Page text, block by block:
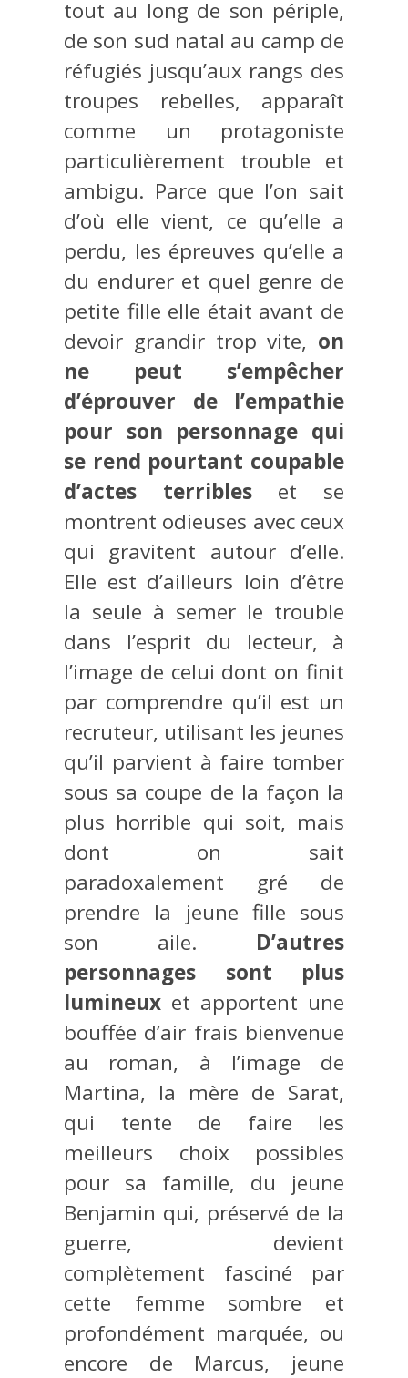
tout au long de son périple,
de son sud natal au camp de
réfugiés jusqu’aux rangs des
troupes rebelles, apparaît
comme un protagoniste
particulièrement trouble et
ambigu. Parce que l’on sait
d’où elle vient, ce qu’elle a
perdu, les épreuves qu’elle a
du endurer et quel genre de
petite fille elle était avant de
devoir grandir trop vite, on
ne peut s’empêcher
d’éprouver de l’empathie
pour son personnage qui
se rend pourtant coupable
d’actes terribles et se
montrent odieuses avec ceux
qui gravitent autour d’elle.
Elle est d’ailleurs loin d’être
la seule à semer le trouble
dans l’esprit du lecteur, à
l’image de celui dont on finit
par comprendre qu’il est un
recruteur, utilisant les jeunes
qu’il parvient à faire tomber
sous sa coupe de la façon la
plus horrible qui soit, mais
dont on sait
paradoxalement gré de
prendre la jeune fille sous
son aile. D’autres
personnages sont plus
lumineux et apportent une
bouffée d’air frais bienvenue
au roman, à l’image de
Martina, la mère de Sarat,
qui tente de faire les
meilleurs choix possibles
pour sa famille, du jeune
Benjamin qui, préservé de la
guerre, devient
complètement fasciné par
cette femme sombre et
profondément marquée, ou
encore de Marcus, jeune